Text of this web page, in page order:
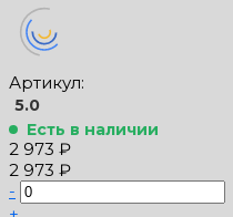
Артикул:
5.0
Есть в наличии
2 973 ₽
2 973 ₽
-